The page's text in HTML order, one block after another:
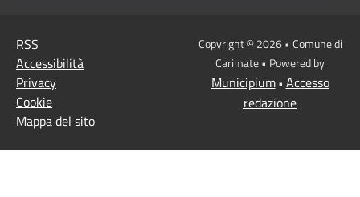
RSS
Accessibilità
Privacy
Cookie
Mappa del sito
Copyright © 2026 • Comune di
Carimate • Powered by
Municipium• Accesso
redazione